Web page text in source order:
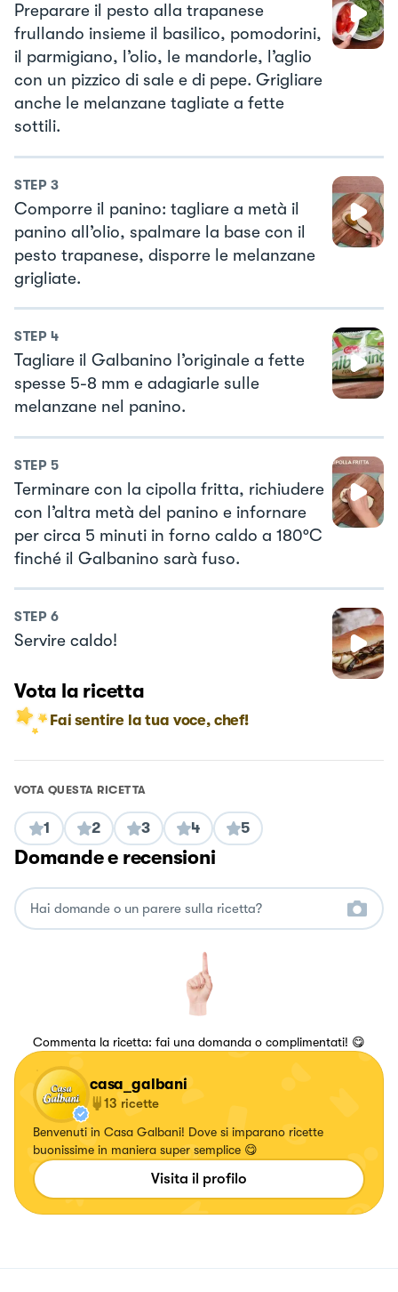
Preparare il pesto alla trapanese
frullando insieme il basilico, pomodorini,
il parmigiano, l’olio, le mandorle, l’aglio
con un pizzico di sale e di pepe. Grigliare
anche le melanzane tagliate a fette
sottili.
STEP 3
Comporre il panino: tagliare a metà il
panino all’olio, spalmare la base con il
pesto trapanese, disporre le melanzane
grigliate.
STEP 4
Tagliare il Galbanino l’originale a fette
spesse 5-8 mm e adagiarle sulle
melanzane nel panino.
STEP 5
Terminare con la cipolla fritta, richiudere
con l’altra metà del panino e infornare
per circa 5 minuti in forno caldo a 180°C
finché il Galbanino sarà fuso.
STEP 6
Servire caldo!
Vota la ricetta
Fai sentire la tua voce, chef!
VOTA QUESTA RICETTA
1 2 3 4 5
Domande e recensioni
Commenta la ricetta: fai una domanda o complimentati! 😋
casa_galbani
13 ricette
Benvenuti in Casa Galbani! Dove si imparano ricette
buonissime in maniera super semplice 😋
Visita il profilo